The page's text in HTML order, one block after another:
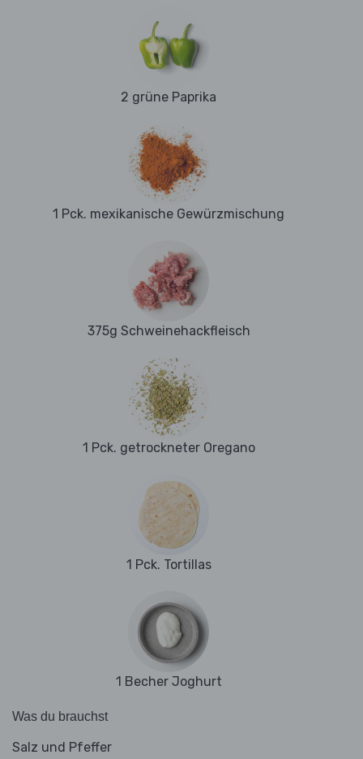
2 grüne Paprika
1 Pck. mexikanische Gewürzmischung
375g Schweinehackfleisch
1 Pck. getrockneter Oregano
1 Pck. Tortillas
1 Becher Joghurt
Was du brauchst
Salz und Pfeffer